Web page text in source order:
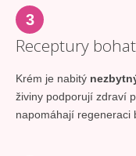
3
Receptury
Krém je nabitý
živiny podporují zdraví
napomáhají regeneraci